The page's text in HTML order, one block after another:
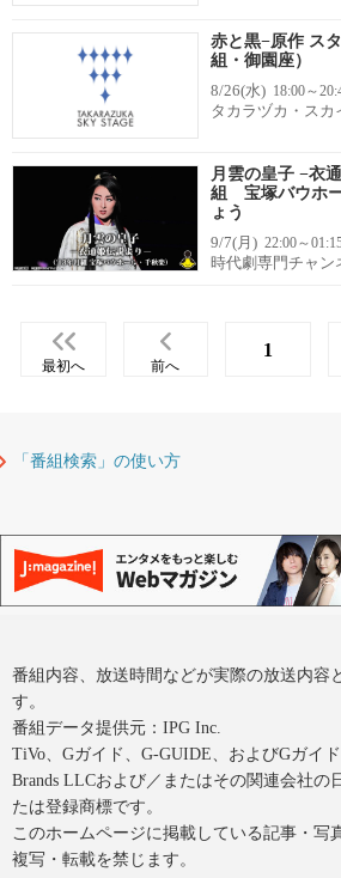
赤と黒−原作 ス
組・御園座）
8/26(水) 18:00～
タカラヅカ・スカ
月雲の皇子 −衣
組 宝塚バウホ
ょう
9/7(月) 22:00～
時代劇専門チャン
最初へ 前へ
1
「番組検索」の使い方
番組内容、放送時間などが実際の放送内容
す。
番組データ提供元：IPG Inc.
TiVo、Gガイド、G-GUIDE、およびGガイ
Brands LLCおよび／またはその関連会社の
たは登録商標です。
このホームページに掲載している記事・写
複写・転載を禁じます。